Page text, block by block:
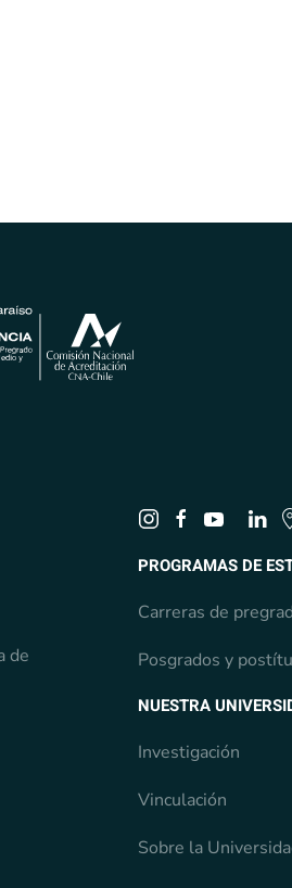
de
PROGRAMAS DE
Carreras de
Posgrados y
NUESTRA
Investigación
Vinculación
Sobre la